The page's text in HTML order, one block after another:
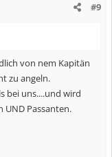
#9
von nem Kapitän
zu angeln.
bei uns....und wird
UND Passanten.